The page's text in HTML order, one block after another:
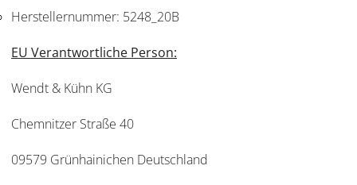
Herstellernummer: 5248_20B
EU Verantwortliche Person:
Wendt & Kühn KG
Chemnitzer Straße 40
09579 Grünhainichen Deutschland